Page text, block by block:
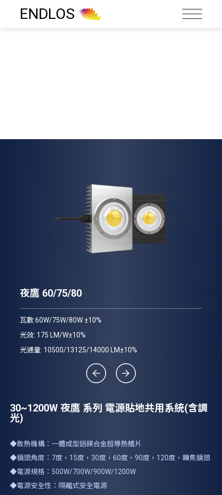
ENDLOS
夜鷹 60/75/80
瓦數:60W/75W/80W ±10%
光效: 175 LM/W±10%
光通量: 10500/13125/14000 LM±10%
30~1200W 夜鷹 系列 電源貼地共用系統(含調
光)
◆散熱機構：一體成型鋁鎂合金超導熱鰭片
◆鏡頭角度：7度，15度，30度，60度，90度，120度，轉焦鏡頭
◆電源規格：500W/700W/900W/1200W
◆電源安全性：隔離式安全電源